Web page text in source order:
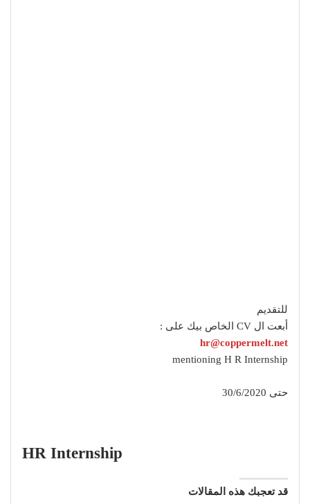
للتقديم
أبعت ال CV الخاص بيك على :
hr@coppermelt.net
mentioning H R Internship
حتى 30/6/2020
HR Internship
قد تعجبك هذه المقالات